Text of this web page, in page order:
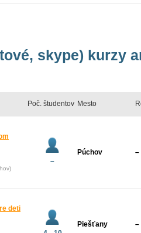
skype) kurzy
Poč. študentov Mesto
–
Púchov –
deti
Piešťany –